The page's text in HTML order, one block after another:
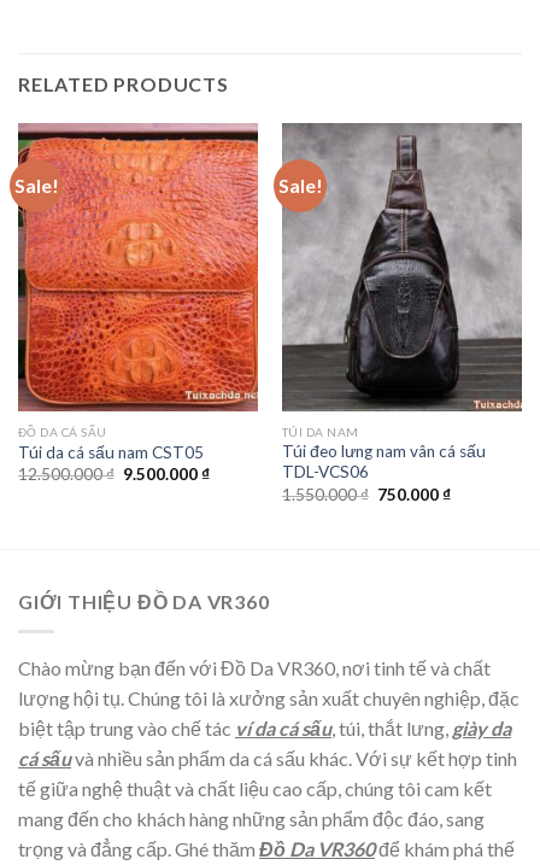
RELATED PRODUCTS
Sale!
ĐỒ DA CÁ SẤU
Túi da cá sấu nam CST05
12.500.000₫ 9.500.000₫
Sale!
TÚI DA NAM
Túi đeo lưng nam vân cá sấu
TDL-VCS06
1.550.000₫ 750.000₫
GIỚI THIỆU ĐỒ DA VR360
Chào mừng bạn đến với Đồ Da VR360, nơi tinh tế và chất
lượng hội tụ. Chúng tôi là xưởng sản xuất chuyên nghiệp, đặc
biệt tập trung vào chế tác ví da cá sấu, túi, thắt lưng, giày da
cá sấuvà nhiều sản phẩm da cá sấu khác. Với sự kết hợp tinh
tế giữa nghệ thuật và chất liệu cao cấp, chúng tôi cam kết
mang đến cho khách hàng những sản phẩm độc đáo, sang
trọng và đẳng cấp. Ghé thăm Đồ Da VR360để khám phá thế